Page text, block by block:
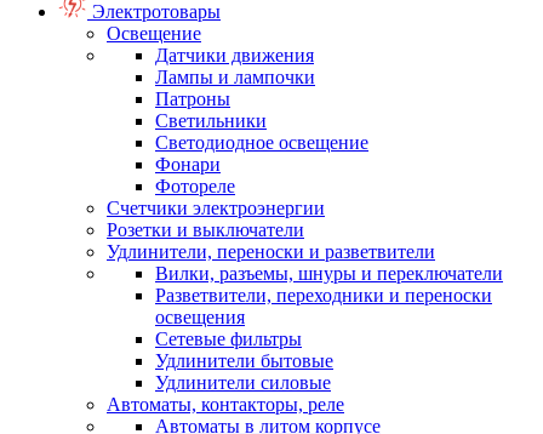
Электротовары
Освещение
Датчики движения
Лампы и лампочки
Патроны
Светильники
Светодиодное освещение
Фонари
Фотореле
Счетчики электроэнергии
Розетки и выключатели
Удлинители, переноски и разветвители
Вилки, разъемы, шнуры и переключатели
Разветвители, переходники и переноски
освещения
Сетевые фильтры
Удлинители бытовые
Удлинители силовые
Автоматы, контакторы, реле
Автоматы в литом корпусе